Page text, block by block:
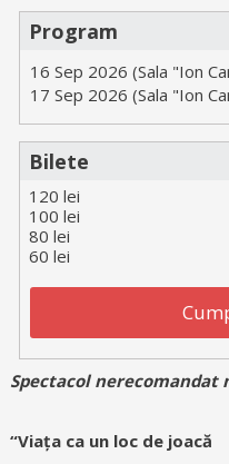
Program
16 Sep 2026 (Sala "Ion
17 Sep 2026 (Sala "Ion
Bilete
120 lei
100 lei
80 lei
60 lei
Spectacol nerecomandat
“Viața ca un loc de joacă